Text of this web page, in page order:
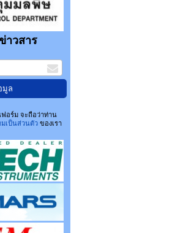
าวสาร
อร์ม จะถือว่าท่าน
มเป็นส่วนตัวของเรา